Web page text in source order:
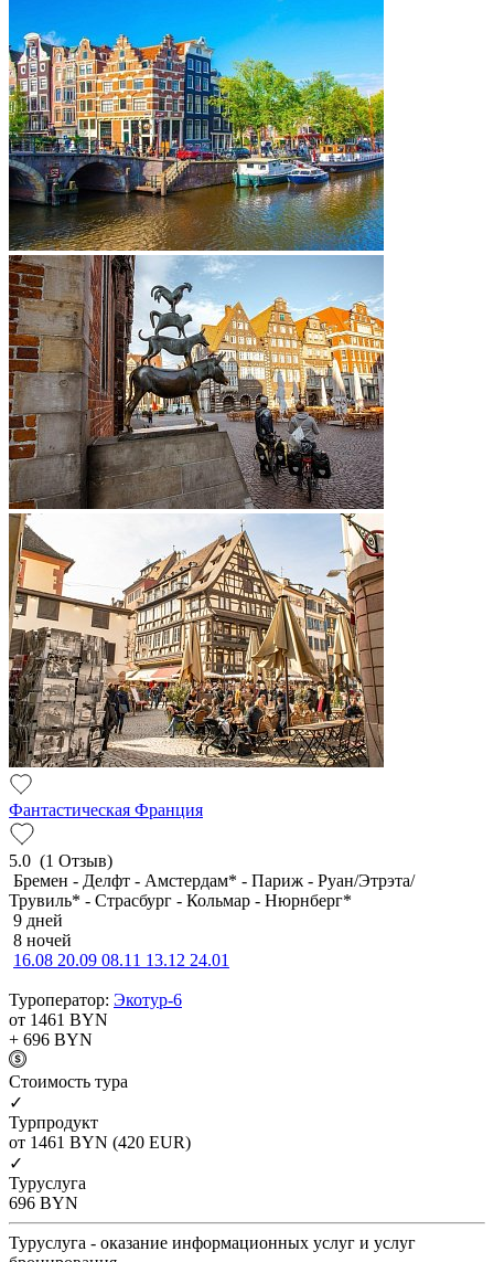
Фантастическая Франция
5.0 (1 Отзыв)
Бремен - Делфт - Амстердам* - Париж - Руан/Этрэта/
Трувиль* - Страсбург - Кольмар - Нюрнберг*
9 дней
8 ночей
16.08 20.09 08.11 13.12 24.01
Туроператор: Экотур-6
от 1461 BYN
+ 696 BYN
Cтоимость тура
✓
Турпродукт
от 1461 BYN (420 EUR)
✓
Туруслуга
696 BYN
Туруслуга - оказание информационных услуг и услуг